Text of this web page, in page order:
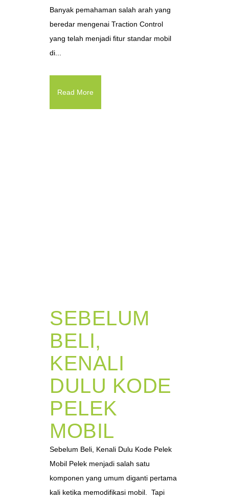
Banyak pemahaman salah arah yang
beredar mengenai Traction Control
yang telah menjadi fitur standar mobil
di...
Read More
SEBELUM
BELI,
KENALI
DULU KODE
PELEK
MOBIL
Sebelum Beli, Kenali Dulu Kode Pelek
Mobil Pelek menjadi salah satu
komponen yang umum diganti pertama
kali ketika memodifikasi mobil. Tapi